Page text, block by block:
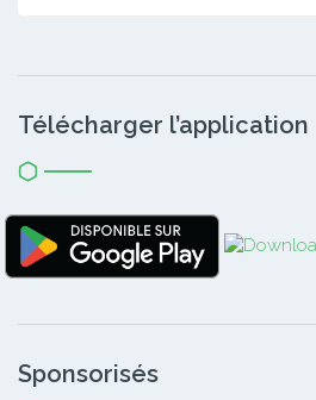
Télécharger l’application
Sponsorisés